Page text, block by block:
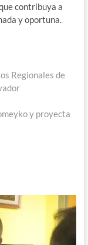
contribuya a
y oportuna.
Regionales de
y proyecta